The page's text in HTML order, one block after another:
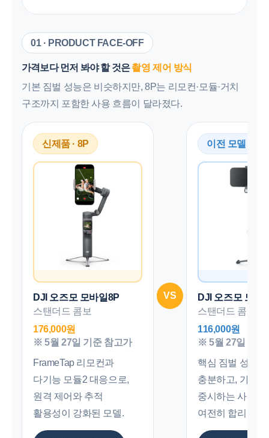
01 · PRODUCT FACE-OFF
가격보다 먼저 봐야 할 것은촬영 제어 방식
기본 짐벌 성능은 비슷하지만, 8P는 리모컨·모듈·거치
구조까지 포함한 사용 흐름이 달라졌다.
신제품 · 8P
DJI 오즈모 모바일8P
스탠더드 콤보
176,000원
※ 5월 27일 기준 참고가
FrameTap 리모컨과
다기능 모듈2 대응으로,
원격 제어와 추적
활용성이 강화된 모델.
VS
이전 모델 · 8
DJI 오즈모 모바
스탠더드 콤보
116,000원
※ 5월 27일 기준
핵심 짐벌 성능은
충분하고, 가격
중시하는 사용자
여전히 합리적인